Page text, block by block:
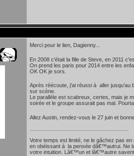
Merci pour le lien, Dagienny...
En 2008 c'était la fille de Steve, en 2011
On prend les paris pour 2014 entre les
OK OK je sors.
Après réécoute, j'ai réussi à aller jusqu'au
sur scène.
Le parallèle est scabreux, certes, mais je
soirée et le groupe assurait pas mal.
Allez Austin, rendez-vous le 27 juin et
Votre temps est limité, ne le gâchez pas
en obéissant à la pensée dâ€™autrui. Ne
votre intuition. Lâ€™un et lâ€™autre